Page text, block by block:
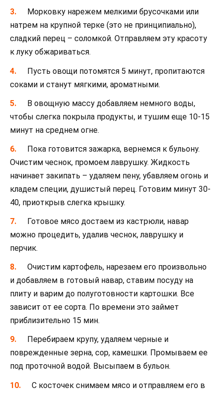
Морковку нарежем мелкими брусочками или
натрем на крупной терке (это не принципиально),
сладкий перец – соломкой. Отправляем эту красоту
к луку обжариваться.
Пусть овощи потомятся 5 минут, пропитаются
соками и станут мягкими, ароматными.
В овощную массу добавляем немного воды,
чтобы слегка покрыла продукты, и тушим еще 10-15
минут на среднем огне.
Пока готовится зажарка, вернемся к бульону.
Очистим чеснок, промоем лаврушку. Жидкость
начинает закипать – удаляем пену, убавляем огонь и
кладем специи, душистый перец. Готовим минут 30-
40, приоткрыв слегка крышку.
Готовое мясо достаем из кастрюли, навар
можно процедить, удалив чеснок, лаврушку и
перчик.
Очистим картофель, нарезаем его произвольно
и добавляем в готовый навар, ставим посуду на
плиту и варим до полуготовности картошки. Все
зависит от ее сорта. По времени это займет
приблизительно 15 мин.
Перебираем крупу, удаляем черные и
поврежденные зерна, сор, камешки. Промываем ее
под проточной водой. Высыпаем в бульон.
С косточек снимаем мясо и отправляем его в